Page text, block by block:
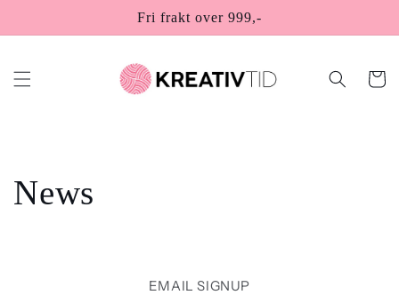
innholdet
Fri frakt over 999,-
News
EMAIL SIGNUP